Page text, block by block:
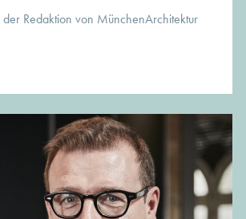
Redaktion von MünchenArchitektur